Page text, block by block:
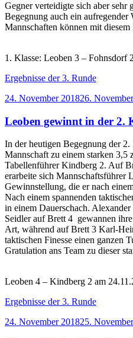
Gegner verteidigte sich aber sehr
Begegnung auch ein
Mannschaften können mit
1. Klasse: Leoben 3 – Fohnsdorf
Ergebnisse der 3. Runde
Veröffentlicht
24. November 201826.
Leoben gewinnt in der 2.
In der heutigen Begegnung der 2.
Mannschaft zu einem starken 3,5
Tabellenführer Kindberg 2. Auf
erarbeite sich Mannschaftsführer
Gewinnstellung, die er nach
Nach einem spannenden
in einem Dauerschach.
Seidler auf Brett 4 gewannen
Art, während auf Brett 3 Karl-
taktischen Finesse einen ganzen
Gratulation ans Team zu dieser
Leoben 4 – Kindberg 2 am
Ergebnisse der 3. Runde
Veröffentlicht
24. November 201825.